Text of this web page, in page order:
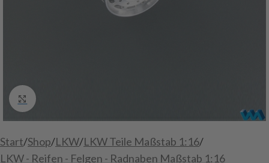
Click to enlarge
Start/Shop/LKW/LKW Teile Maßstab 1:16/
LKW - Reifen - Felgen - Radnaben Maßstab 1:16